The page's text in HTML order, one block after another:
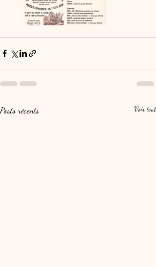
Posts récents Voir tout